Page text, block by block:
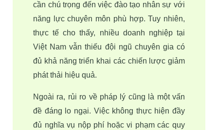
cần chú trọng đến việc đào tạo nhân sự với
năng lực chuyên môn phù hợp. Tuy nhiên,
thực tế cho thấy, nhiều doanh nghiệp tại
Việt Nam vẫn thiếu đội ngũ chuyên gia có
đủ khả năng triển khai các chiến lược giảm
phát thải hiệu quả.
Ngoài ra, rủi ro về pháp lý cũng là một vấn
đề đáng lo ngại. Việc không thực hiện đầy
đủ nghĩa vụ nộp phí hoặc vi phạm các quy